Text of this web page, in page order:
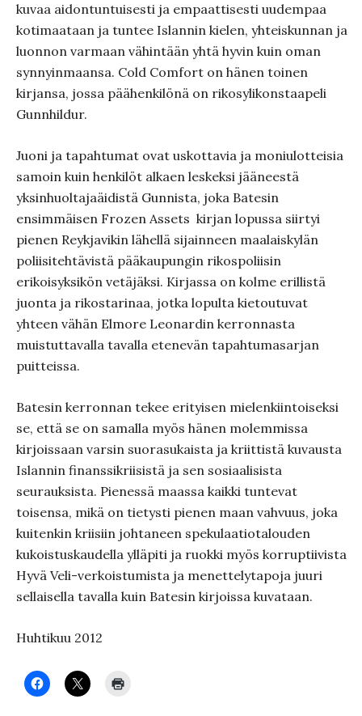
kuvaa aidontuntuisesti ja empaattisesti uudempaa
kotimaataan ja tuntee Islannin kielen, yhteiskunnan ja
luonnon varmaan vähintään yhtä hyvin kuin oman
synnyinmaansa. Cold Comfort on hänen toinen
kirjansa, jossa päähenkilönä on rikosylikonstaapeli
Gunnhildur.
Juoni ja tapahtumat ovat uskottavia ja moniulotteisia
samoin kuin henkilöt alkaen leskeksi jääneestä
yksinhuoltajaäidistä Gunnista, joka Batesin
ensimmäisen Frozen Assets kirjan lopussa siirtyi
pienen Reykjavikin lähellä sijainneen maalaiskylän
poliisitehtävistä pääkaupungin rikospoliisin
erikoisyksikön vetäjäksi. Kirjassa on kolme erillistä
juonta ja rikostarinaa, jotka lopulta kietoutuvat
yhteen vähän Elmore Leonardin kerronnasta
muistuttavalla tavalla etenevän tapahtumasarjan
puitteissa.
Batesin kerronnan tekee erityisen mielenkiintoiseksi
se, että se on samalla myös hänen molemmissa
kirjoissaan varsin suorasukaista ja kriittistä kuvausta
Islannin finanssikriisistä ja sen sosiaalisista
seurauksista. Pienessä maassa kaikki tuntevat
toisensa, mikä on tietysti pienen maan vahvuus, joka
kuitenkin kriisiin johtaneen spekulaatiotalouden
kukoistuskaudella ylläpiti ja ruokki myös korruptiivista
Hyvä Veli-verkoistumista ja menettelytapoja juuri
sellaisella tavalla kuin Batesin kirjoissa kuvataan.
Huhtikuu 2012